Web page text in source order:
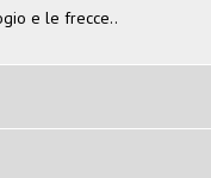
e le frecce..